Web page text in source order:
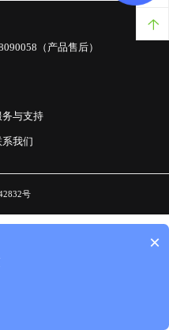
（产品售后）
务与支持
系我们
号
×